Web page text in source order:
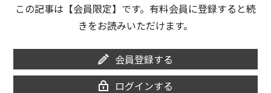
この記事は【会員限定】です。有料会員に登録すると続
きをお読みいただけます。
会員登録する
ログインする